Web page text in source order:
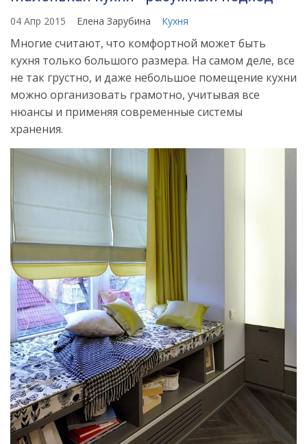
04 Апр 2015 Елена Зарубина Кухня
Многие считают, что комфортной может быть
кухня только большого размера. На самом деле, все
не так грустно, и даже небольшое помещение кухни
можно организовать грамотно, учитывая все
нюансы и применяя современные системы
хранения.